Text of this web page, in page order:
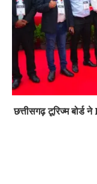
छत्तीसगढ़ टूरिज्म बोर्ड